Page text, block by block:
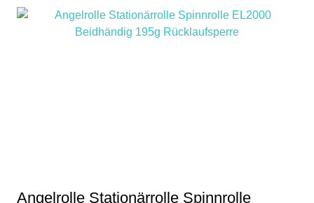
Angelrolle Stationärrolle Spinnrolle